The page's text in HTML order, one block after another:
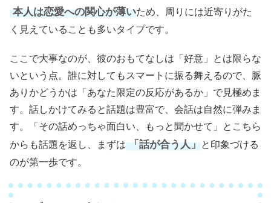
本人は恋愛への関心が薄いため、周りには近寄りがた
く見えていることも多いタイプです。
ここで大事なのが、彼のおもてなしは「好意」とは限らな
いという点。誰に対してもスマートに振る舞えるので、脈
ありかどうかは「あなた限定の反応があるか」で見極めま
す。話しかけてみると話題は豊富で、会話は自然に弾みま
す。「その話めっちゃ面白い、もっと聞かせて」とこちら
からも話題を返し、まずは 「話が合う人」と印象づける
のが第一歩です。